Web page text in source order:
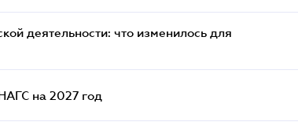
деятельности: что изменилось для
на 2027 год